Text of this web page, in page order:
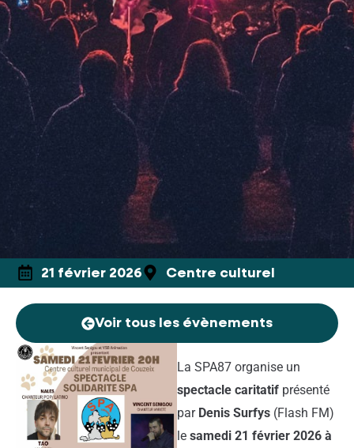
21 février 2026 Centre culturel
Voir tous les évènements
La SPA87 organise un
spectacle caritatif présenté
par Denis Surfys (Flash FM)
le samedi 21 février 2026 à